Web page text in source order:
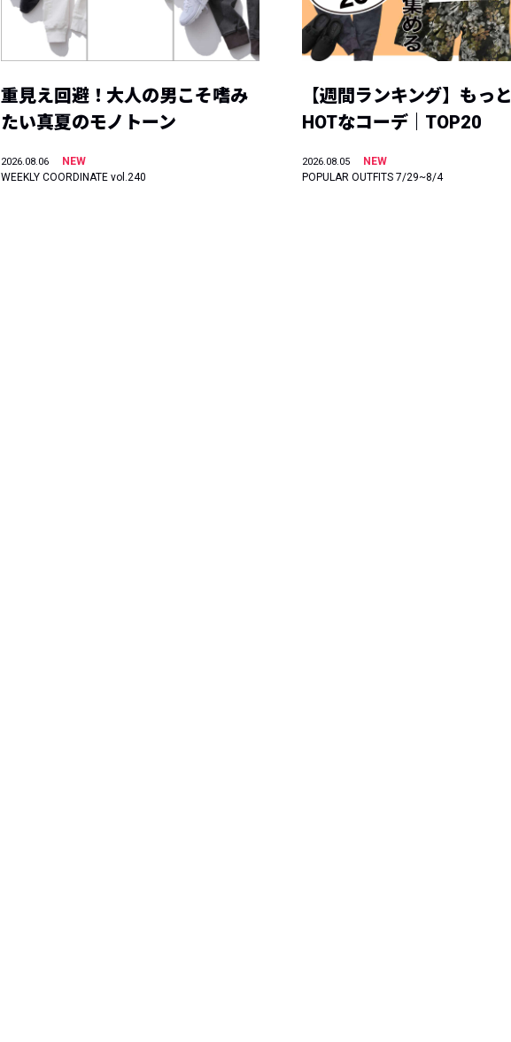
重見え回避！大人の男こそ嗜み
たい真夏のモノトーン
2026.08.06
NEW
WEEKLY COORDINATE vol.240
【週間ランキング】もっ
HOTなコーデ｜TOP20
2026.08.05
NEW
POPULAR OUTFITS 7/29~8/4